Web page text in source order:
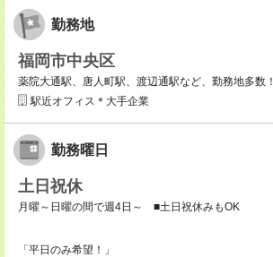
勤務地
福岡市中央区
薬院大通駅、唐人町駅、渡辺通駅など、勤務地多数！
駅近オフィス＊大手企業
勤務曜日
土日祝休
月曜～日曜の間で週4日～ ■土日祝休みもOK
「平日のみ希望！」